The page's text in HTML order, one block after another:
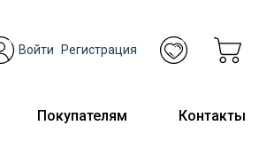
Войти Регистрация
Покупателям Контакты